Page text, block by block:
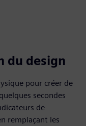
du design
pour créer de
secondes
de
remplaçant les